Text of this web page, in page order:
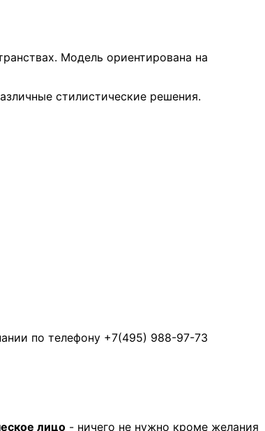
Модель ориентирована на
стилистические решения.
по телефону +7(495) 988-97-73
лицо - ничего не нужно кроме желания